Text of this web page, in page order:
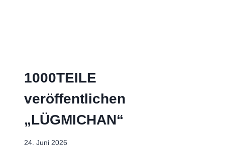
1000TEILE
veröffentlichen
„LÜGMICHAN“
24. Juni 2026